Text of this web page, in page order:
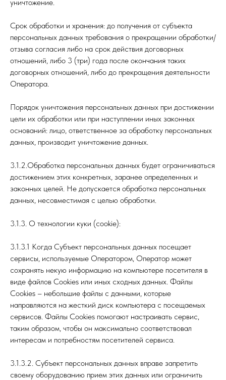
уничтожение.
Срок обработки и хранения: до получения от субъекта
персональных данных требования о прекращении обработки/
отзыва согласия либо на срок действия договорных
отношений, либо 3 (три) года после окончания таких
договорных отношений, либо до прекращения деятельности
Оператора.
Порядок уничтожения персональных данных при достижении
цели их обработки или при наступлении иных законных
оснований: лицо, ответственное за обработку персональных
данных, производит уничтожение данных.
3.1.2.Обработка персональных данных будет ограничиваться
достижением этих конкретных, заранее определенных и
законных целей. Не допускается обработка персональных
данных, несовместимая с целью обработки.
3.1.3. О технологии куки (cookie):
3.1.3.1 Когда Субъект персональных данных посещает
сервисы, используемые Оператором, Оператор может
сохранять некую информацию на компьютере посетителя в
виде файлов Cookies или иных сходных данных. Файлы
Cookies – небольшие файлы с данными, которые
направляются на жесткий диск компьютера с посещаемых
сервисов. Файлы Cookies помогают настраивать сервис,
таким образом, чтобы он максимально соответствовал
интересам и потребностям посетителей сервиса.
3.1.3.2. Субъект персональных данных вправе запретить
своему оборудованию прием этих данных или ограничить